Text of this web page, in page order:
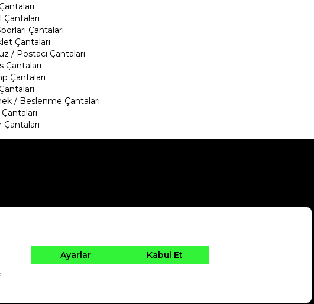
Çantaları
Çantaları
Çantaları
/ Postacı Çantaları
Çantaları
Çantaları
/ Beslenme Çantaları
Çantaları